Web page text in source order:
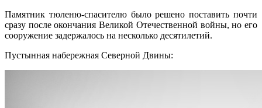
Памятник тюленю-спасителю было решено поставить почти
сразу после окончания Великой Отечественной войны, но его
сооружение задержалось на несколько десятилетий.
Пустынная набережная Северной Двины: